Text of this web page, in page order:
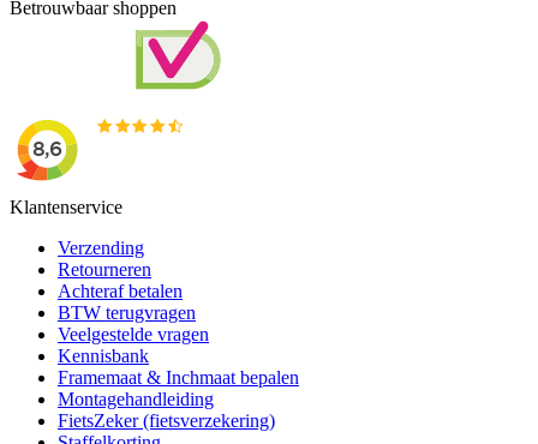
Betrouwbaar shoppen
Klantenservice
Verzending
Retourneren
Achteraf betalen
BTW terugvragen
Veelgestelde vragen
Kennisbank
Framemaat & Inchmaat bepalen
Montagehandleiding
FietsZeker (fietsverzekering)